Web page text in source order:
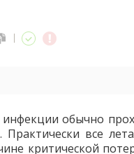
обычно
Практически все
критической